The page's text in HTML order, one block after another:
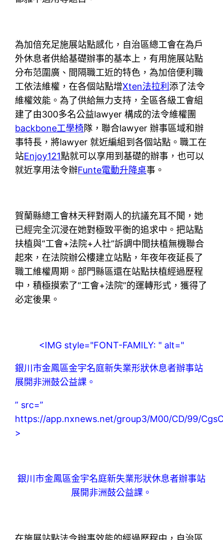
為加倍充足施展站點感化，自治區總工會在為戶
外休息者供給基礎辦事的基本上，有用施展站點
分布范圍廣、間隔職工近的特色，為加倍便利職
工依法維權，在各個站點增Xten法拉利添了法令
維權效能。為了供給無力支持，全區各級工會組
建了由300多名公益lawyer 構成的法令維權團
backbone工學椅隊，聯合lawyer 辦事區域和辦
事特長，將lawyer 就近編組到各個站點。職工在
站Enjoy121點就可以享用到基礎的辦事，也可以
就近享用法令辦Funte電動升降桌事。
賀蘭縣總工會林天秤對兩人的抗議充耳不聞，她
已經完全沉浸在她對極致平衡的追求中。把站點
扶植與“工會+法院+人社”訴調中間扶植無機聯合
起來，在法院辦公樓建立站點，年夜年夜延長了
職工維權周期。部門縣區還在站點扶植經過歷程
中，積極摸索了“工會+法院”的運轉形式，獲得了
必定後果。
<IMG style="FONT-FAMILY: " alt="
銀川市金鳳區金宇名庭新失業形狀休息者辦事站
展開非洲鼓公益課。
” src=”
https://app.nxnews.net/group3/M00/CD/99/
>
銀川市金鳳區金宇名庭新失業形狀休息者辦事站
展開非洲鼓公益課。